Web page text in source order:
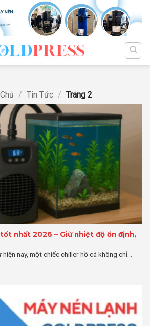
/ Tin Tức / Trang 2
nhất 2026 – Giữ nhiệt độ ổn định,
nay, một chiếc chiller hồ cá không chỉ...